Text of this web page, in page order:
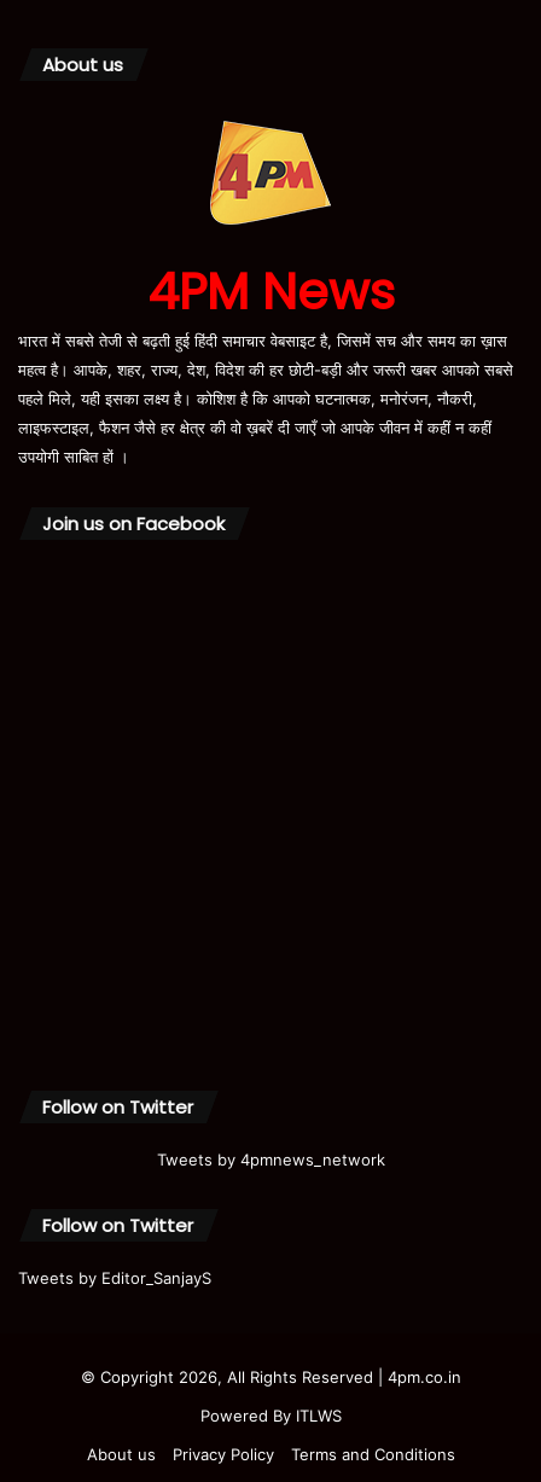
About us
4PM News
भारत में सबसे तेजी से बढ़ती हुई हिंदी समाचार वेबसाइट है, जिसमें सच और समय का ख़ास
महत्व है। आपके, शहर, राज्य, देश, विदेश की हर छोटी-बड़ी और जरूरी खबर आपको सबसे
पहले मिले, यही इसका लक्ष्य है। कोशिश है कि आपको घटनात्मक, मनोरंजन, नौकरी,
लाइफस्टाइल, फैशन जैसे हर क्षेत्र की वो ख़बरें दी जाएँ जो आपके जीवन में कहीं न कहीं
उपयोगी साबित हों ।
Join us on Facebook
Follow on Twitter
Tweets by 4pmnews_network
Follow on Twitter
Tweets by Editor_SanjayS
© Copyright 2026, All Rights Reserved | 4pm.co.in
Powered By ITLWS
About us
Privacy Policy Terms and Conditions